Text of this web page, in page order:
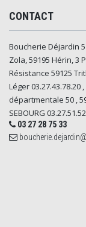
CONTACT
Boucherie Déjardin 5
Zola, 59195 Hérin, 3
Résistance 59125
Léger 03.27.43.78.20 ,
départmentale 50 ,
SEBOURG
03 27 28 75 33